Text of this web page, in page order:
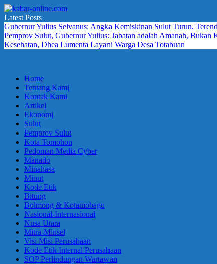
Skip
to
content
kabar-
online.com
terpercaya
dalam
mengabarkan
Latest Posts
Gubernur Yulius Selvanus: Angka Kemiskinan Sulut Turun,
Pemprov Sulut, Gubernur Yulius: Jabatan adalah Amanah, Bukan
Kesehatan, Dhea Lumenta Layani Warga Desa Totabuan
Home
Tentang Kami
Kontak Kami
Artikel
Ekonomi
Sulut
Pemprov Sulut
Kota Tomohon
Pedoman Media Cyber
Manado
Minahasa
Minut
Kode Etik
Bitung
Bolmong & Kotamobagu
Nasional-Internasional
Nusa Utara
Mitra-Minsel
Visi Misi Perusahaan
Kode Etik Internal Perusahaan
SOP Perlindungan Wartawan